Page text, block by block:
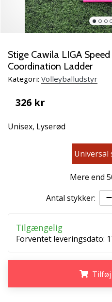
vores
Weplayvolleyball
ambassadør
du
den
samme
som
os?
lad
11. 8. 2022
2 min. Læsning
Weplayvolleyball
affiliate
program
Stige Cawila LIGA
Coordination Ladder
Kategori: Volleyballudstyr
326 kr
Unisex, Lyserød
Universal
Mere end
Antal stykker:
Tilgængelig
Forventet leveringsdato: